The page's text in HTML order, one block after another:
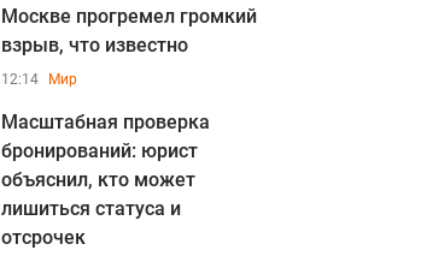
Москве прогремел громкий
взрыв, что известно
12:14 Мир
Масштабная проверка
бронирований: юрист
объяснил, кто может
лишиться статуса и
отсрочек